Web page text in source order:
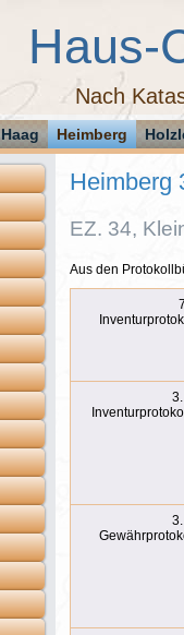
Haus-
Nach
Haag Heimberg
Heimberg
EZ. 34,
Aus den